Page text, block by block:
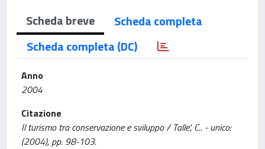
Scheda breve
Scheda completa
Scheda completa (DC)
Anno
2004
Citazione
Il turismo tra conservazione e sviluppo / Talle', C.. - unico:
(2004), pp. 98-103.